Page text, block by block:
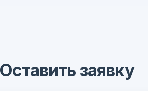
Оставить заявку